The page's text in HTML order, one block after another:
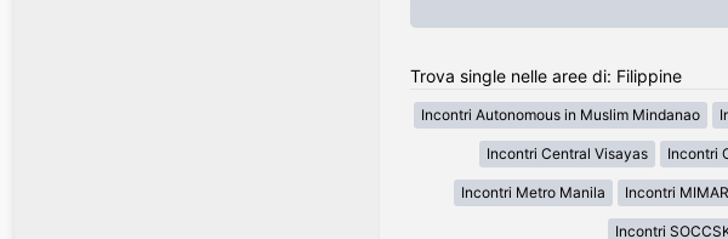
Trova single nelle aree di: Filippine
Incontri Autonomous in Muslim Mindanao
Incontri Central Visayas Incontri
Incontri Metro Manila Incontri
Incontri